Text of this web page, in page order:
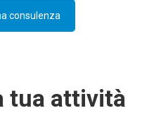
consulenza
tua attività